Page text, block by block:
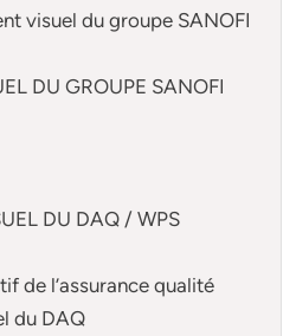
visuel du groupe SANOFI
DU GROUPE SANOFI
DU DAQ / WPS
de l’assurance qualité
du DAQ